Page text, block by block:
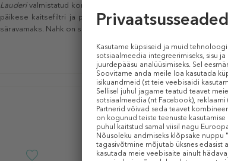
Lauderi valmistatud kompleks nahale oluliste
päikese kaitsefiltri ja parima kaitse UVA-kiirguse eest. Nahk
säravamaks. Nahk on suurepäraselt niisutatud ja tugevalt